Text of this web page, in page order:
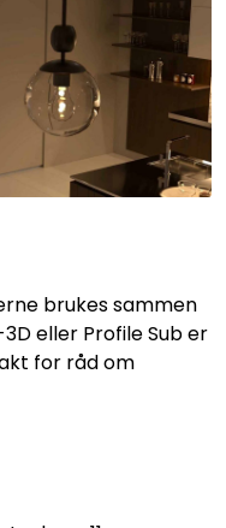
brukes sammen
eller Profile Sub er
for råd om